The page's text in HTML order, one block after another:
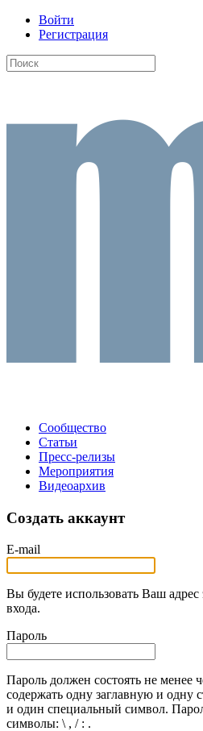
Войти
Регистрация
Сообщество
Статьи
Пресс-релизы
Мероприятия
Видеоархив
Создать аккаунт
E-mail
Вы будете использовать Ваш
входа.
Пароль
Пароль должен состоять не менее
содержать одну заглавную и одну
и один специальный символ.
символы: \ , / : .